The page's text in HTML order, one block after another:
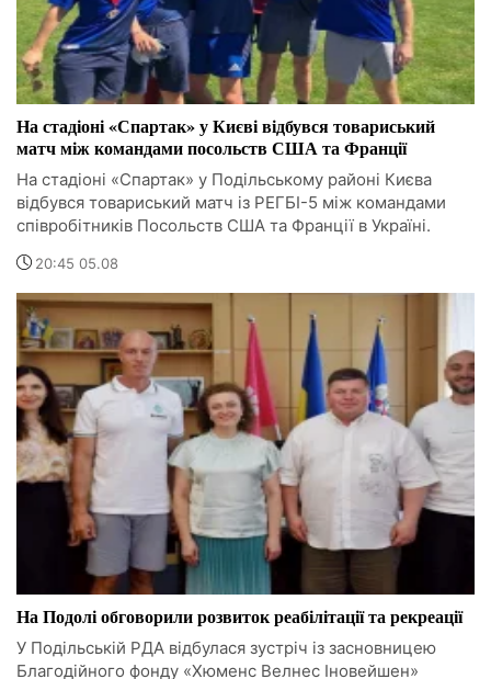
На стадіоні «Спартак» у Києві відбувся товариський
матч між командами посольств США та Франції
На стадіоні «Спартак» у Подільському районі Києва
відбувся товариський матч із РЕГБІ-5 між командами
співробітників Посольств США та Франції в Україні.
20:45 05.08
На Подолі обговорили розвиток реабілітації та рекреації
У Подільській РДА відбулася зустріч із засновницею
Благодійного фонду «Хюменс Велнес Іновейшен»